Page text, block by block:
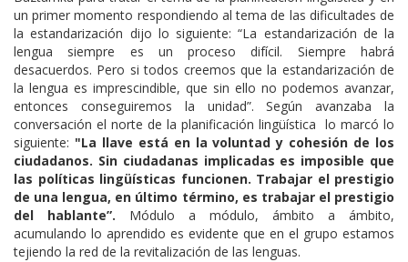
un primer momento respondiendo al tema de las dificultades de
la estandarización dijo lo siguiente: “La estandarización de la
lengua siempre es un proceso difícil. Siempre habrá
desacuerdos. Pero si todos creemos que la estandarización de
la lengua es imprescindible, que sin ello no podemos avanzar,
entonces conseguiremos la unidad”. Según avanzaba la
conversación el norte de la planificación lingüística lo marcó lo
siguiente: "La llave está en la voluntad y cohesión de los
ciudadanos. Sin ciudadanas implicadas es imposible que
las políticas lingüísticas funcionen. Trabajar el prestigio
de una lengua, en último término, es trabajar el prestigio
del hablante”. Módulo a módulo, ámbito a ámbito,
acumulando lo aprendido es evidente que en el grupo estamos
tejiendo la red de la revitalización de las lenguas.